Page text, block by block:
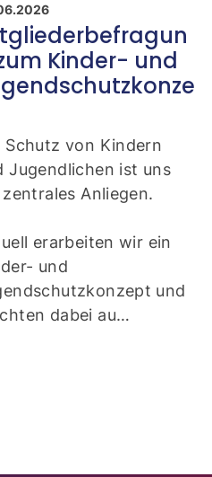
Kinder- und
Schutz von Kindern
Jugendlichen ist uns
Anliegen.
erarbeiten wir ein
und
und
dabei au…